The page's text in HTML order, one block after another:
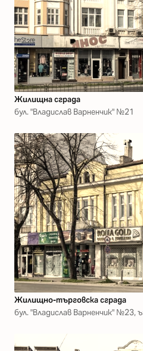
Жилищна сграда
бул. "Владислав Варненчик" №21
Жилищно-търговска сграда
бул. "Владислав Варненчик" №23,